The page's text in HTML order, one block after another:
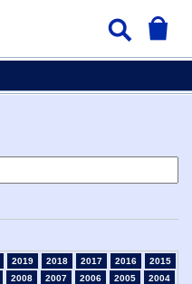
2019 2018 2017 2016
2015
2008 2007 2006 2005
2004